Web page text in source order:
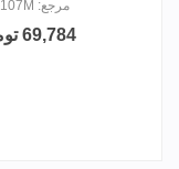
مرجع: A3-107M
69,784 تومان